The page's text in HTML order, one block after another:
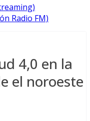
Radio FM)
4,0 en la
el noroeste